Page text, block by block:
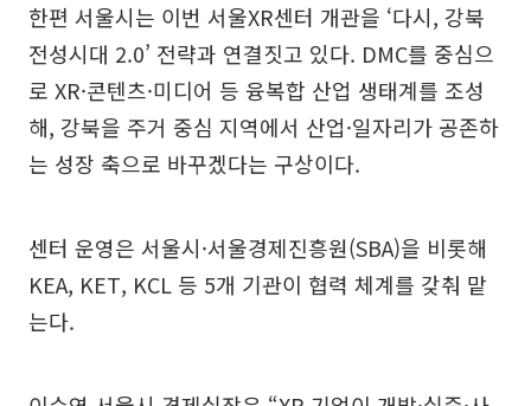
한편 서울시는 이번 서울XR센터 개관을 ‘다시, 강북
전성시대 2.0’ 전략과 연결짓고 있다. DMC를 중심으
로 XR·콘텐츠·미디어 등 융복합 산업 생태계를 조성
해, 강북을 주거 중심 지역에서 산업·일자리가 공존하
는 성장 축으로 바꾸겠다는 구상이다.
센터 운영은 서울시·서울경제진흥원(SBA)을 비롯해
KEA, KET, KCL 등 5개 기관이 협력 체계를 갖춰 맡
는다.